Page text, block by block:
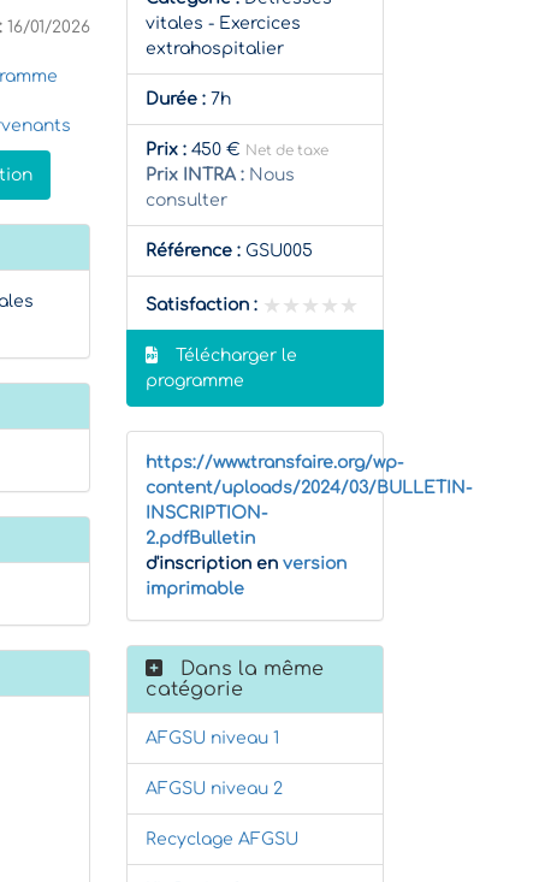
16/01/2026
vitales - Exercices
extrahospitalier
Durée : 7h
Prix : 450 € Net de taxe
Prix INTRA : Nous
consulter
Référence : GSU005
Satisfaction : ★★★★★
★★★★★
Télécharger le
programme
https://www.transfaire.org/wp-
content/uploads/2024/03/BULLETIN-
INSCRIPTION-
2.pdfBulletin
d'inscription en version
imprimable
Dans la même
catégorie
AFGSU niveau 1
AFGSU niveau 2
Recyclage AFGSU